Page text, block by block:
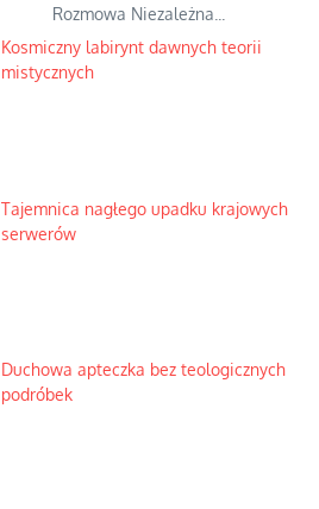
Rozmowa Niezależna...
Kosmiczny labirynt dawnych teorii
mistycznych
Tajemnica nagłego upadku krajowych
serwerów
Duchowa apteczka bez teologicznych
podróbek